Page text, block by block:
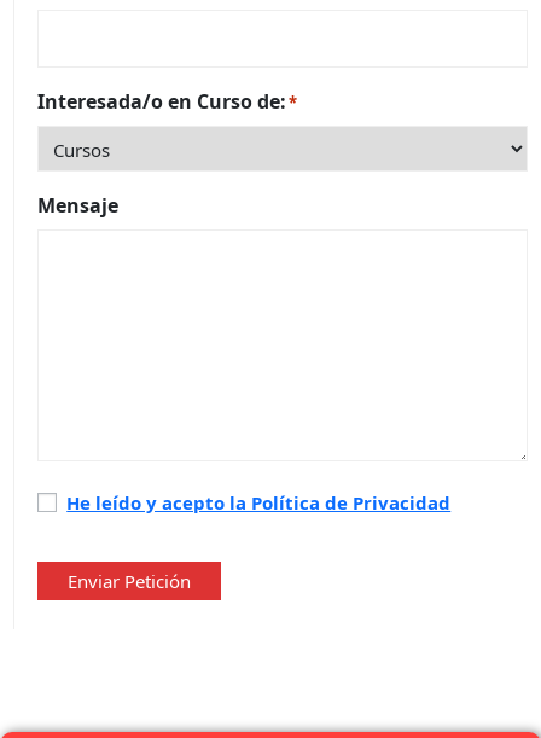
Interesada/o en Curso de:*
Mensaje
Política
privacidad*
He leído y acepto la Política de Privacidad
Enviar Petición